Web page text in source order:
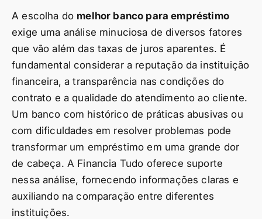
A escolha do melhor banco para empréstimo
exige uma análise minuciosa de diversos fatores
que vão além das taxas de juros aparentes. É
fundamental considerar a reputação da instituição
financeira, a transparência nas condições do
contrato e a qualidade do atendimento ao cliente.
Um banco com histórico de práticas abusivas ou
com dificuldades em resolver problemas pode
transformar um empréstimo em uma grande dor
de cabeça. A Financia Tudo oferece suporte
nessa análise, fornecendo informações claras e
auxiliando na comparação entre diferentes
instituições.